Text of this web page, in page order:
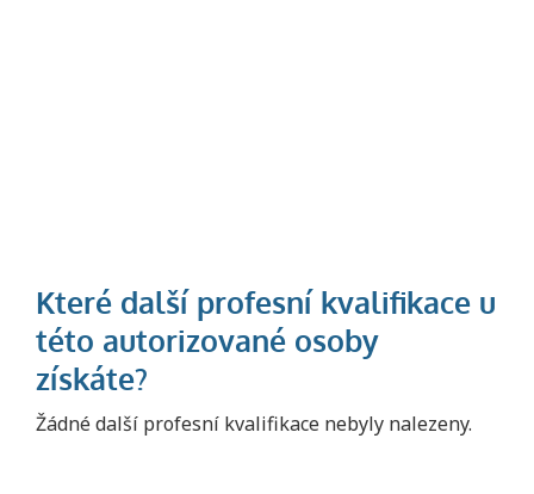
Žádné další profesní kvalifikace nebyly nalezeny.
Projděte si seznam profesních kvalifikací.